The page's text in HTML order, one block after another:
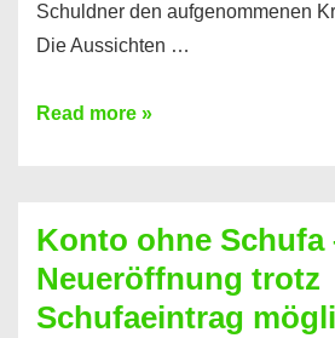
Schuldner den aufgenommenen
Die Aussichten …
Mit
Sie
einen
Kredit
Read more »
Konto ohne Schufa
Neueröffnung trotz
Schufaeintrag